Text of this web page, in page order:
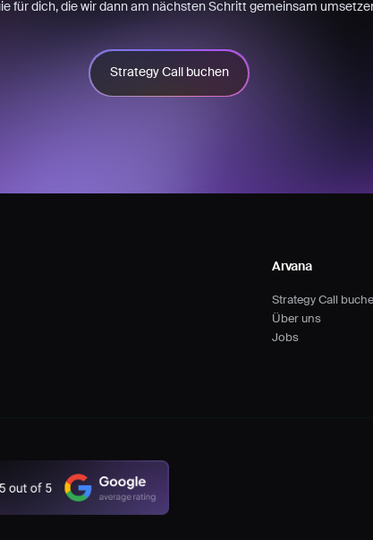
für dich, die wir dann am nächsten Schritt gemeinsam
Strategy Call buchen
Arvana
Strategy Call
Über uns
Jobs